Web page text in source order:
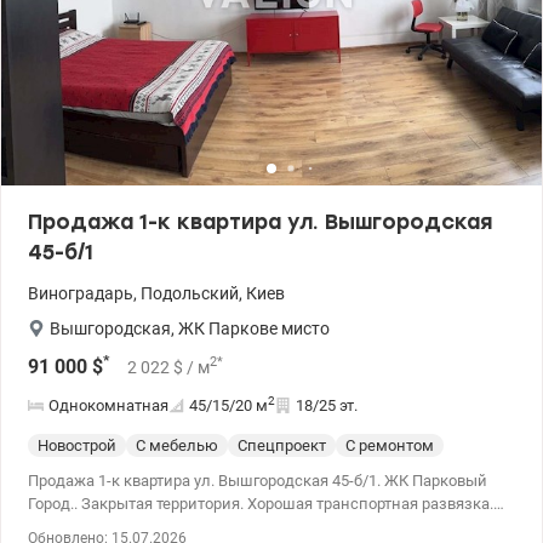
Продажа 1-к квартира ул. Вышгородская
45-б/1
Виноградарь, Подольский, Киев
Вышгородская, ЖК Паркове мисто
91 000 $* 2 022 $ / м2*
Однокомнатная 45/15/20 м2 18/25 эт.
Новострой С мебелью Спецпроект
С ремонтом
Продажа 1-к квартира ул. Вышгородская 45-б/1. ЖК Парковый
Город.. Закрытая территория. Хорошая транспортная развязка.
Обновлено: 15.07.2026